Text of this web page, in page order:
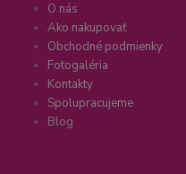
O nás
Ako nakupovať
Obchodné podmienky
Fotogaléria
Kontakty
Spolupracujeme
Blog